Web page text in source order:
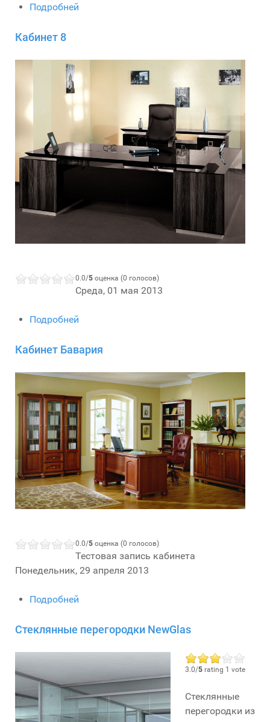
Подробней
Кабинет 8
0.0/5 оценка (0 голосов)
Среда, 01 мая 2013
Подробней
Кабинет Бавария
0.0/5 оценка (0 голосов)
Тестовая запись кабинета
Понедельник, 29 апреля 2013
Подробней
Стеклянные перегородки NewGlas
3.0/5 rating 1 vote
Стеклянные
перегородки из